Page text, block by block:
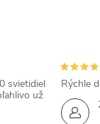
svietidiel
už
Rýchle